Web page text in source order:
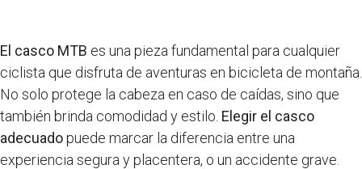
El casco MTB es una pieza fundamental para cualquier
ciclista que disfruta de aventuras en bicicleta de montaña.
No solo protege la cabeza en caso de caídas, sino que
también brinda comodidad y estilo. Elegir el casco
adecuadopuede marcar la diferencia entre una
experiencia segura y placentera, o un accidente grave.